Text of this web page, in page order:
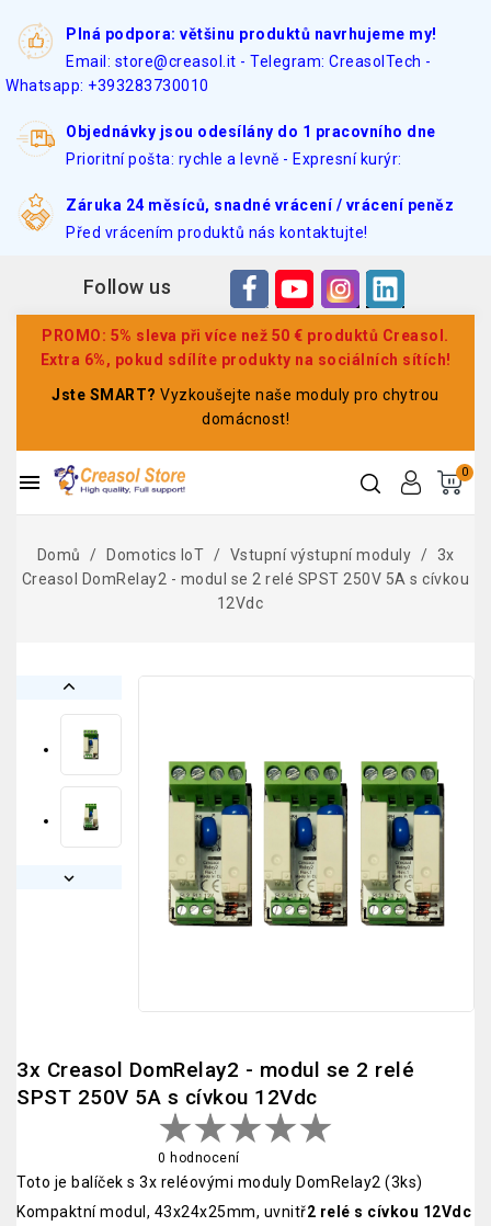
Plná podpora: většinu produktů navrhujeme my!
Email: store@creasol.it - Telegram: CreasolTech -
Whatsapp: +393283730010
Objednávky jsou odesílány do 1 pracovního dne
Prioritní pošta: rychle a levně - Expresní kurýr:
Záruka 24 měsíců, snadné vrácení / vrácení peněz
Před vrácením produktů nás kontaktujte!
Follow us
PROMO: 5% sleva při více než 50 € produktů Creasol.
Extra 6%, pokud sdílíte produkty na sociálních sítích!
Jste SMART? Vyzkoušejte naše moduly pro chytrou
domácnost!
0

Domů Domotics IoT Vstupní výstupní moduly
3x
Creasol DomRelay2 - modul se 2 relé SPST 250V 5A s cívkou
12Vdc


3x Creasol DomRelay2 - modul se 2 relé
SPST 250V 5A s cívkou 12Vdc
0 hodnocení
Toto je balíček s 3x reléovými moduly DomRelay2 (3ks)
Kompaktní modul, 43x24x25mm, uvnitř2 relé s cívkou 12Vdc